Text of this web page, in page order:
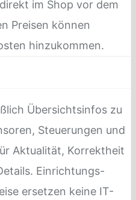
im Shop vor dem
Preisen können
hinzukommen.
Übersichtsinfos zu
Steuerungen und
Aktualität, Korrektheit
Einrichtungs-
ersetzen keine IT-